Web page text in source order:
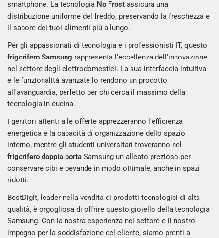
smartphone. La tecnologia No Frost assicura una
distribuzione uniforme del freddo, preservando la freschezza e
il sapore dei tuoi alimenti più a lungo.
Per gli appassionati di tecnologia e i professionisti IT, questo
frigorifero Samsung rappresenta l'eccellenza dell'innovazione
nel settore degli elettrodomestici. La sua interfaccia intuitiva
e le funzionalità avanzate lo rendono un prodotto
all'avanguardia, perfetto per chi cerca il massimo della
tecnologia in cucina.
I genitori attenti alle offerte apprezzeranno l'efficienza
energetica e la capacità di organizzazione dello spazio
interno, mentre gli studenti universitari troveranno nel
frigorifero doppia porta Samsung un alleato prezioso per
conservare cibi e bevande in modo ottimale, anche in spazi
ridotti.
BestDigit, leader nella vendita di prodotti tecnologici di alta
qualità, è orgogliosa di offrire questo gioiello della tecnologia
Samsung. Con la nostra esperienza nel settore e il nostro
impegno per la soddisfazione del cliente, siamo pronti a